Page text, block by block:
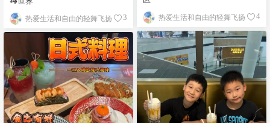
热爱生活和自由的轻舞飞扬 4
热爱生活和自由的轻舞飞扬 3